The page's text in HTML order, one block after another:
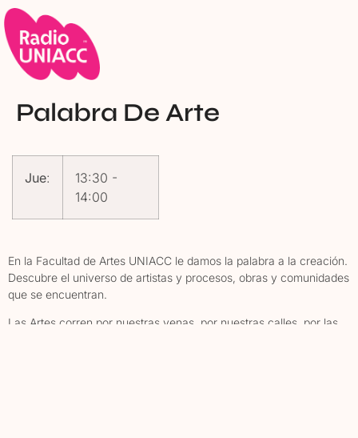
Palabra De Arte
Jue: 13:30 -
14:00
En la Facultad de Artes UNIACC le damos la palabra a la creación.
Descubre el universo de artistas y procesos, obras y comunidades
que se encuentran.
Las Artes corren por nuestras venas, por nuestras calles, por las